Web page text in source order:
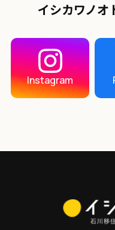
イシカワノオ
Instagram